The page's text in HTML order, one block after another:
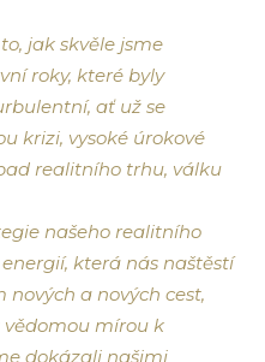
jak skvěle jsme
roky, které byly
ať už se
krizi, vysoké úrokové
realitního trhu, válku
našeho realitního
která nás naštěstí
a nových cest,
mírou k
dokázali našimi